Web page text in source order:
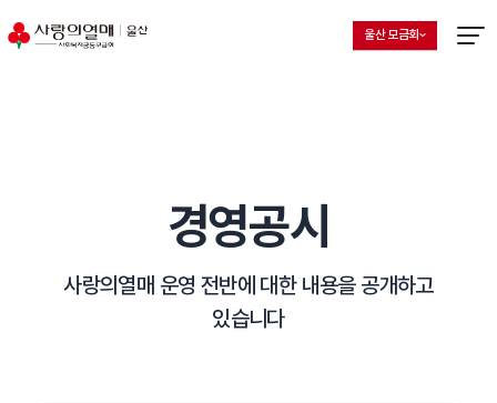
지회 선택 목록 열기
현재 선택된 지회
울산 모금회
경영공시
사랑의열매 운영 전반에 대한 내용을 공개하고
있습니다